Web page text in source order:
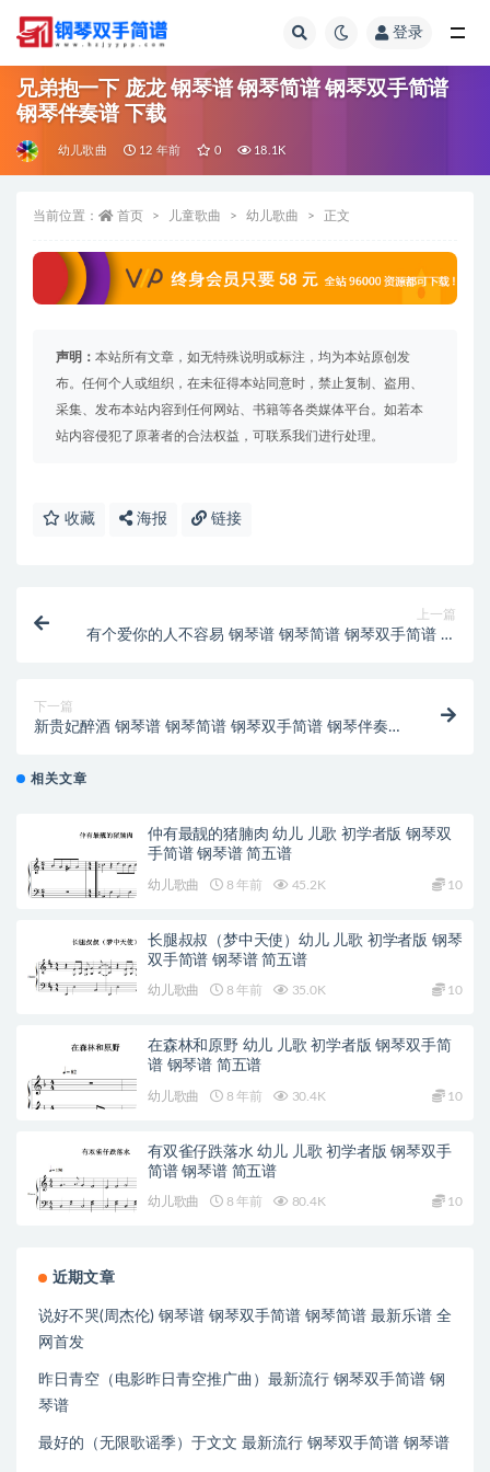
登录
兄弟抱一下 庞龙 钢琴谱 钢琴简谱 钢琴双手简谱
钢琴伴奏谱 下载
幼儿歌曲 12 年前 0 18.1K
当前位置： 首页 儿童歌曲 幼儿歌曲 正文
声明： 本站所有文章，如无特殊说明或标注，均为本站原创发
布。任何个人或组织，在未征得本站同意时，禁止复制、盗用、
采集、发布本站内容到任何网站、书籍等各类媒体平台。如若本
站内容侵犯了原著者的合法权益，可联系我们进行处理。
收藏 海报 链接
上一篇
有个爱你的人不容易 钢琴谱 钢琴简谱 钢琴双手简谱 钢
下一篇
新贵妃醉酒 钢琴谱 钢琴简谱 钢琴双手简谱 钢琴伴奏谱
相关文章
仲有最靓的猪腩肉 幼儿 儿歌 初学者版 钢琴双
手简谱 钢琴谱 简五谱
幼儿歌曲 8 年前 45.2K 10
长腿叔叔（梦中天使）幼儿 儿歌 初学者版 钢琴
双手简谱 钢琴谱 简五谱
幼儿歌曲 8 年前 35.0K 10
在森林和原野 幼儿 儿歌 初学者版 钢琴双手简
谱 钢琴谱 简五谱
幼儿歌曲 8 年前 30.4K 10
有双雀仔跌落水 幼儿 儿歌 初学者版 钢琴双手
简谱 钢琴谱 简五谱
幼儿歌曲 8 年前 80.4K 10
近期文章
说好不哭(周杰伦) 钢琴谱 钢琴双手简谱 钢琴简谱 最新乐谱 全
网首发
昨日青空（电影昨日青空推广曲）最新流行 钢琴双手简谱 钢
琴谱
最好的（无限歌谣季）于文文 最新流行 钢琴双手简谱 钢琴谱